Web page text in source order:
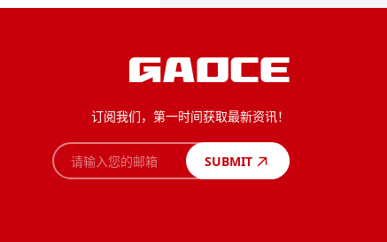
订阅我们，第一时间获取最新资讯！
SUBMIT